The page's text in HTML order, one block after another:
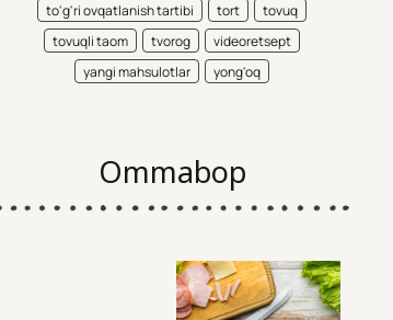
to'g'ri ovqatlanish tartibi
tort
tovuq
tovuqli taom
tvorog
videoretsept
yangi mahsulotlar
yong'oq
Ommabop